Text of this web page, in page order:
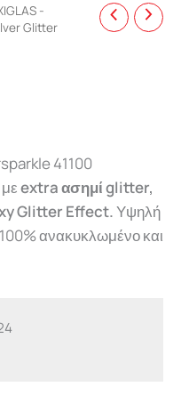
-
Glitter
41100
extra ασημί glitter,
Glitter Effect.Υψηλή
ανακυκλωμένο και